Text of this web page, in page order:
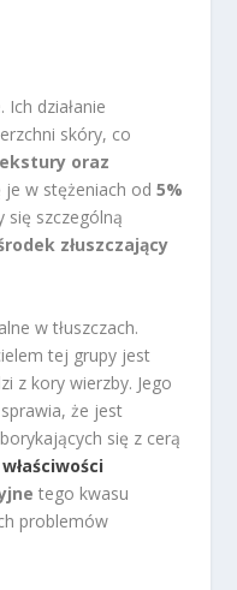
działanie
skóry, co
oraz
je w stężeniach od5%
się szczególną
złuszczający
w tłuszczach.
tej grupy jest
z kory wierzby. Jego
sprawia, że jest
się z cerą
właściwości
tego kwasu
problemów